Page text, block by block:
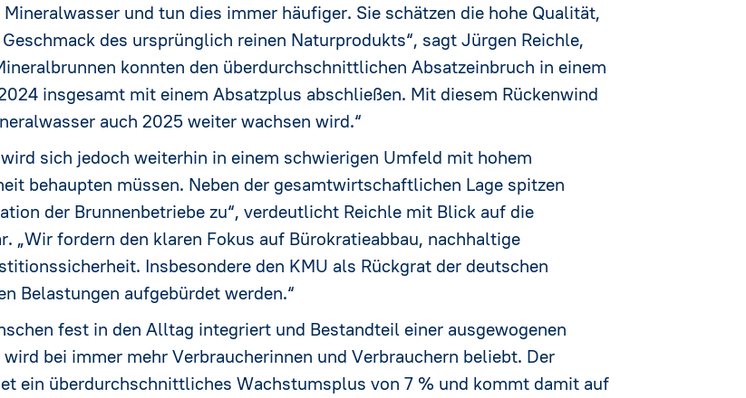
und tun dies immer häufiger. Sie schätzen die hohe Qualität,
des ursprünglich reinen Naturprodukts“, sagt Jürgen Reichle,
konnten den überdurchschnittlichen Absatzeinbruch in einem
insgesamt mit einem Absatzplus abschließen. Mit diesem Rückenwind
auch 2025 weiter wachsen wird.“
sich jedoch weiterhin in einem schwierigen Umfeld mit hohem
behaupten müssen. Neben der gesamtwirtschaftlichen Lage spitzen
der Brunnenbetriebe zu“, verdeutlicht Reichle mit Blick auf die
„Wir fordern den klaren Fokus auf Bürokratieabbau, nachhaltige
Insbesondere den KMU als Rückgrat der deutschen
Belastungen aufgebürdet werden.“
fest in den Alltag integriert und Bestandteil einer ausgewogenen
bei immer mehr Verbraucherinnen und Verbrauchern beliebt. Der
ein überdurchschnittliches Wachstumsplus von 7 % und kommt damit auf